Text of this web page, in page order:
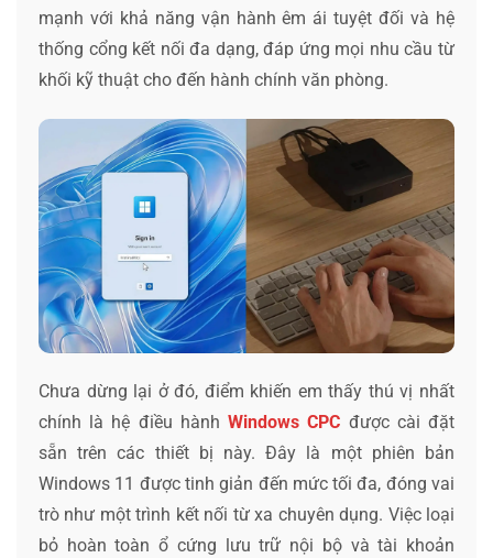
mạnh với khả năng vận hành êm ái tuyệt đối và hệ
thống cổng kết nối đa dạng, đáp ứng mọi nhu cầu từ
khối kỹ thuật cho đến hành chính văn phòng.
Chưa dừng lại ở đó, điểm khiến em thấy thú vị nhất
chính là hệ điều hànhWindows CPC được cài đặt
sẵn trên các thiết bị này. Đây là một phiên bản
Windows 11 được tinh giản đến mức tối đa, đóng vai
trò như một trình kết nối từ xa chuyên dụng. Việc loại
bỏ hoàn toàn ổ cứng lưu trữ nội bộ và tài khoản